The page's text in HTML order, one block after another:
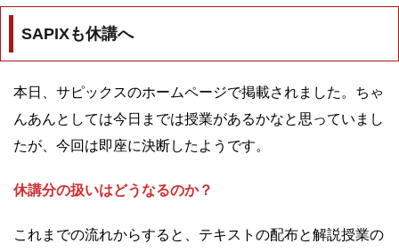
SAPIXも休講へ
本日、サピックスのホームページで掲載されました。ちゃ
んあんとしては今日までは授業があるかなと思っていまし
たが、今回は即座に決断したようです。
休講分の扱いはどうなるのか？
これまでの流れからすると、テキストの配布と解説授業の